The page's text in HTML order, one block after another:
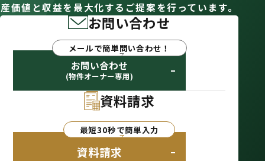
産価値と収益を最大化するご提案を行っています。
お問い合わせ
メールで簡単問い合わせ！
お問い合わせ
(物件オーナー専用)
資料請求
最短30秒で簡単入力
資料請求